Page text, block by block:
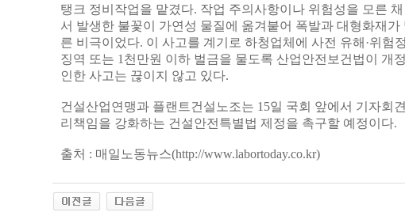
탱크 정비작업을 맡겼다. 작업 주의사항이나 위험성을 모른
서 발생한 불꽃이 가연성 물질에 옮겨붙어 폭발과 대형화재가
른 비극이었다. 이 사고를 계기로 하청업체에 사전 유해·위험
징역 또는 1천만원 이하 벌금을 물도록 산업안전보건법이 개
인한 사고는 끊이지 않고 있다.
건설산업연맹과 플랜트건설노조는 15일 국회 앞에서 기자회
리책임을 강화하는 건설안전특별법 제정을 촉구할 예정이다.
출처 : 매일노동뉴스(http://www.labortoday.co.kr)